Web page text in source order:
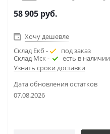
58 905 руб.
Хочу дешевле
Склад Екб -
под заказ
Склад Мск -
есть в наличии
Узнать сроки доставки
Дата обновления остатков
07.08.2026